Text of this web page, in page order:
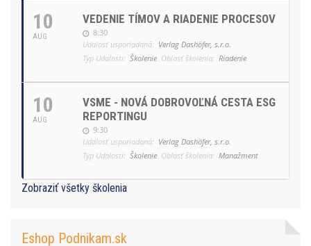
10
AUG
VEDENIE TÍMOV A RIADENIE PROCESOV
8:30
Udalosť usporiadaná: Verlag Dashöfer, s.r.o.
Typ Udalosti: Školenie Oblasť školenia: Riadenie
10
AUG
VSME - NOVÁ DOBROVOĽNÁ CESTA ESG
REPORTINGU
9:30
Udalosť usporiadaná: Verlag Dashöfer, s.r.o.
Typ Udalosti: Školenie Oblasť školenia: Manažment
Zobraziť všetky školenia
Eshop Podnikam.sk